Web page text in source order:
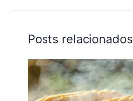
Posts relacionados